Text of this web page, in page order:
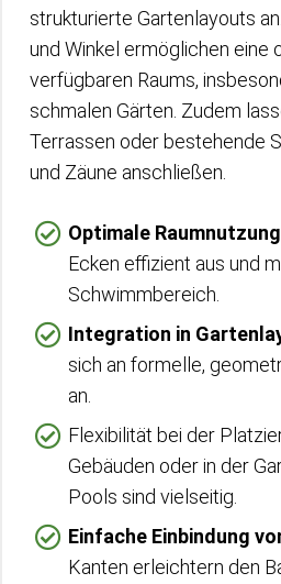
strukturierte Gartenlayouts
und Winkel ermöglichen eine
verfügbaren Raums,
schmalen Gärten. Zudem
Terrassen oder bestehende
und Zäune anschließen.
Optimale Raumnutzung
Ecken effizient aus und
Schwimmbereich.
Integration in
sich an formelle,
an.
Flexibilität bei der
Gebäuden oder in der
Pools sind vielseitig.
Einfache Einbindung
Kanten erleichtern den